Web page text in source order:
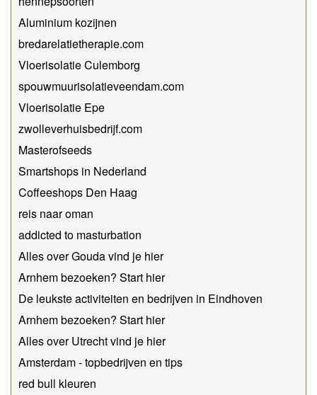
Aluminium kozijnen
bredarelatietherapie.com
Vloerisolatie Culemborg
spouwmuurisolatieveendam.com
Vloerisolatie Epe
zwolleverhuisbedrijf.com
Masterofseeds
Smartshops in Nederland
Coffeeshops Den Haag
reis naar oman
addicted to masturbation
Alles over Gouda vind je hier
Arnhem bezoeken? Start hier
De leukste activiteiten en bedrijven in Eindhoven
Arnhem bezoeken? Start hier
Alles over Utrecht vind je hier
Amsterdam - topbedrijven en tips
red bull kleuren